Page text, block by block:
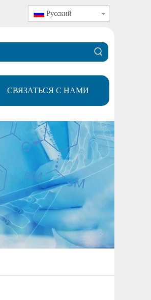
Pусский
СВЯЗАТЬСЯ С НАМИ